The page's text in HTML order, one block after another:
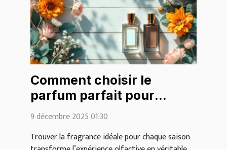
Comment choisir le
parfum parfait pour
chaque saison ?
9 décembre 2025 01:30
Trouver la fragrance idéale pour chaque saison